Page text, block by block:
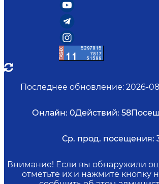
Последнее обновление: 2026-
Онлайн: 0Действий: 58
Ср. прод. посещения:
Внимание! Если вы обнаружили
отметьте их и нажмите кнопку